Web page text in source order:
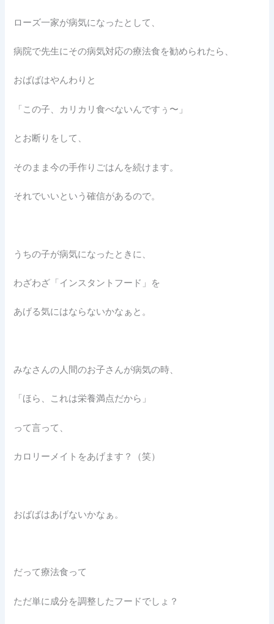
ローズ一家が病気になったとして、
病院で先生にその病気対応の療法食を勧められたら、
おばばはやんわりと
「この子、カリカリ食べないんですぅ〜」
とお断りをして、
そのまま今の手作りごはんを続けます。
それでいいという確信があるので。
うちの子が病気になったときに、
わざわざ「インスタントフード」を
あげる気にはならないかなぁと。
みなさんの人間のお子さんが病気の時、
「ほら、これは栄養満点だから」
って言って、
カロリーメイトをあげます？（笑）
おばばはあげないかなぁ。
だって療法食って
ただ単に成分を調整したフードでしょ？